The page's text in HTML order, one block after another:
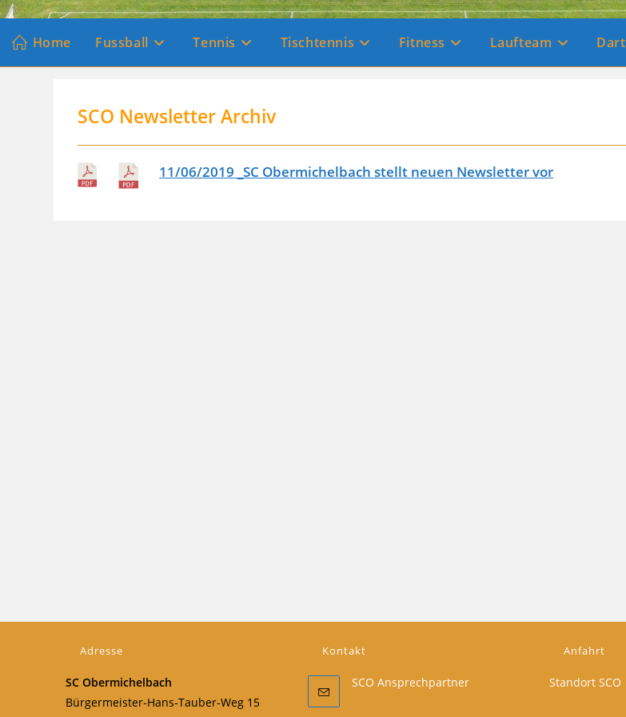
Home Fussball Tennis Tischtennis Fitness Laufteam Dart
SCO Newsletter Archiv
11/06/2019 _SC Obermichelbach stellt neuen Newsletter vor
Adresse
SC Obermichelbach
Bürgermeister-Hans-Tauber-Weg 15
Kontakt
SCO Ansprechpartner
Anfahrt
Standort SCO